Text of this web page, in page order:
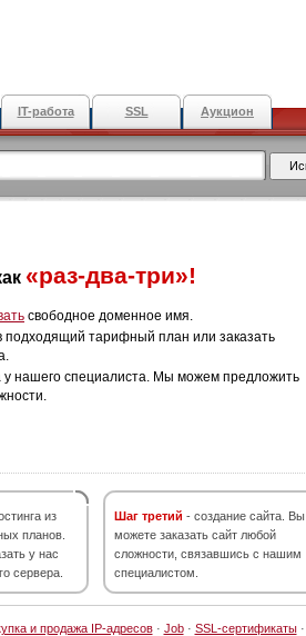
IT-работа SSL Аукцион
«раз-два-три»!
свободное доменное имя.
подходящий тарифный план или заказать
у нашего специалиста. Мы можем предложить
из
планов.
у нас
сервера.
Шаг третий - создание сайта. Вы
можете заказать сайт любой
сложности, связавшись с нашим
специалистом.
и продажа IP-адресов· Job· SSL-сертификаты·